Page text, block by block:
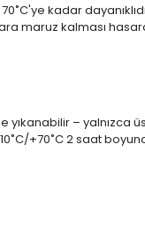
kadar
maruz kalması
yıkanabilir – yalnızca
+70˚C 2 saat